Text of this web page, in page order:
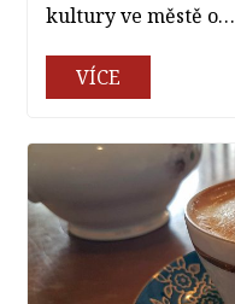
kultury ve městě o…
VÍCE